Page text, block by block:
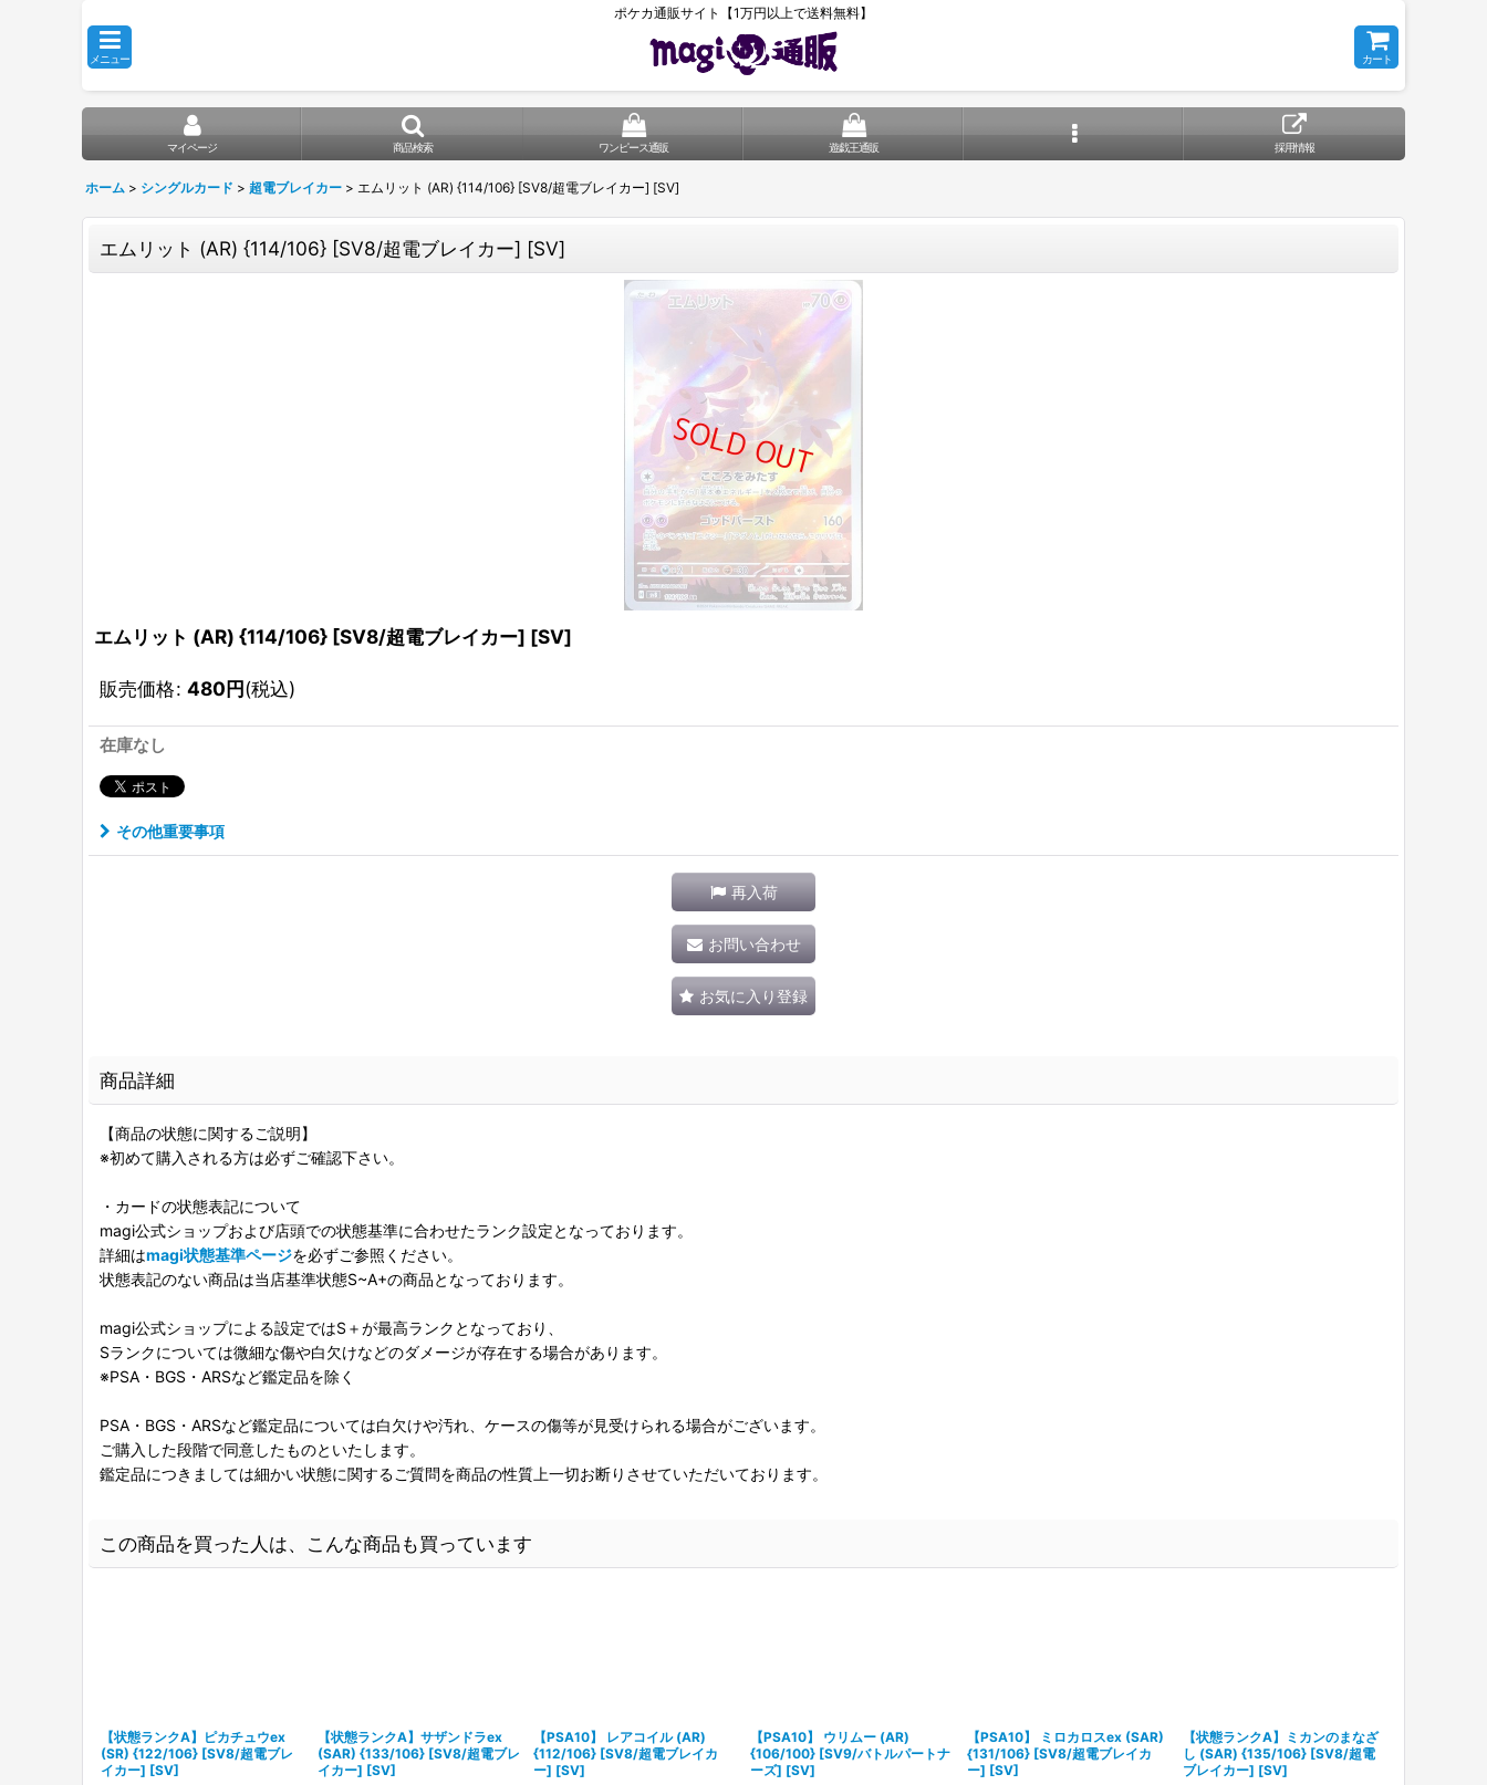
ポケカ通販サイト【1万円以上で送料無料】
メニュー カート
マイページ 商品検索 ワンピース通販 遊戯王通販 採用情報
ホーム > シングルカード > 超電ブレイカー > エムリット (AR) {114/106} [SV8/超電ブレイカー] [SV]
エムリット (AR) {114/106} [SV8/超電ブレイカー] [SV]
エムリット (AR) {114/106} [SV8/超電ブレイカー] [SV]
販売価格: 480円(税込)
在庫なし
その他重要事項
再入荷
お問い合わせ
お気に入り登録
商品詳細
【商品の状態に関するご説明】
※初めて購入される方は必ずご確認下さい。
・カードの状態表記について
magi公式ショップおよび店頭での状態基準に合わせたランク設定となっております。
詳細はmagi状態基準ページを必ずご参照ください。
状態表記のない商品は当店基準状態S~A+の商品となっております。
magi公式ショップによる設定ではS＋が最高ランクとなっており、
Sランクについては微細な傷や白欠けなどのダメージが存在する場合があります。
※PSA・BGS・ARSなど鑑定品を除く
PSA・BGS・ARSなど鑑定品については白欠けや汚れ、ケースの傷等が見受けられる場合がございます。
ご購入した段階で同意したものといたします。
鑑定品につきましては細かい状態に関するご質問を商品の性質上一切お断りさせていただいております。
この商品を買った人は、こんな商品も買っています
【状態ランクA】ピカチュウex
(SR) {122/106} [SV8/超電ブレ
イカー] [SV]
【状態ランクA】サザンドラex
(SAR) {133/106} [SV8/超電ブレ
イカー] [SV]
【PSA10】 レアコイル (AR)
{112/106} [SV8/超電ブレイカ
ー] [SV]
【PSA10】 ウリムー (AR)
{106/100} [SV9/バトルパートナ
ーズ] [SV]
【PSA10】 ミロカロスex (SAR)
{131/106} [SV8/超電ブレイカ
ー] [SV]
【状態ランクA】ミカンのまなざ
し (SAR) {135/106} [SV8/超電
ブレイカー] [SV]